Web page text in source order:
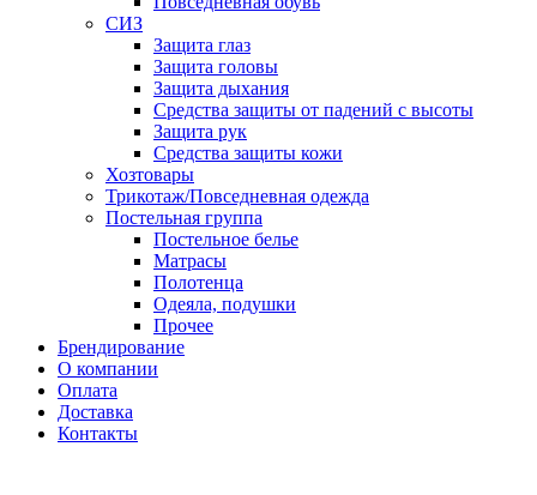
СИЗ
Защита глаз
Защита головы
Защита дыхания
Средства защиты от падений с высоты
Защита рук
Средства защиты кожи
Хозтовары
Трикотаж/Повседневная одежда
Постельная группа
Постельное белье
Матрасы
Полотенца
Одеяла, подушки
Прочее
Брендирование
О компании
Оплата
Доставка
Контакты